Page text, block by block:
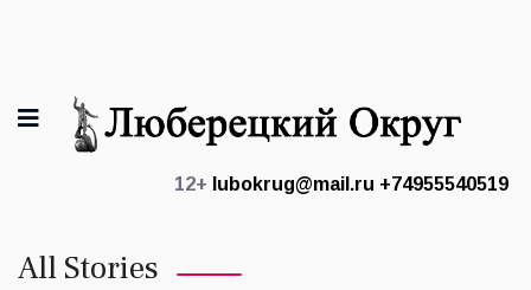
12+ lubokrug@mail.ru +74955540519
All Stories